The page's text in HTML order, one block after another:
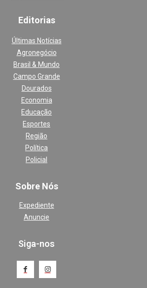
Editorias
Últimas Notícias
Agronegócio
Brasil & Mundo
Campo Grande
Dourados
Economia
Educação
Esportes
Região
Política
Policial
Sobre Nós
Expediente
Anuncie
Siga-nos